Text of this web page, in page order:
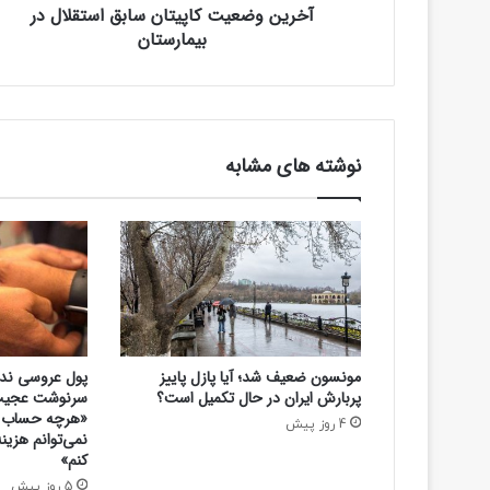
د
پ
ن
س
ا
ب
ق
ا
س
ت
ق
ل
ا
ل
آخرین وضعیت کاپیتان سابق استقلال در
بیمارستان
نوشته های مشابه
مونسون ضعیف شد؛ آیا پازل پاییز
پربارش ایران در حال تکمیل است؟
4 روز پیش
پول عروسی
«هرچه حساب
نمی‌توانم
کنم»